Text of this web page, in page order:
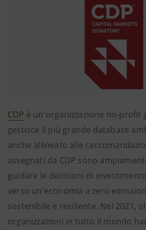
CDP è un'organizzazione no-profit
gestisce il più grande database
anche allineato alle
assegnati da CDP sono
guidare le decisioni di
verso un'economia a zero
sostenibile e resiliente. Nel 2021,
organizzazioni in tutto il mondo